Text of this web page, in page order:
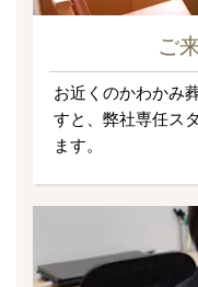
ご
お近くのかわかみ
すと、弊社専任ス
ます。